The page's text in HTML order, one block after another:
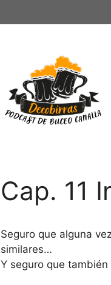
Cap. 11
Seguro que alguna
similares…
Y seguro que